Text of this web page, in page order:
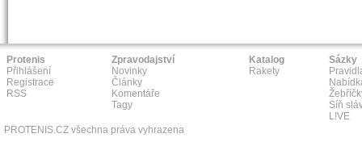
Protenis
Přihlášení
Registrace
RSS
Zpravodajství
Novinky
Články
Komentáře
Tagy
Katalog
Rakety
Sázky
Síň
L!VE
PROTENIS.CZ všechna práva vyhrazena